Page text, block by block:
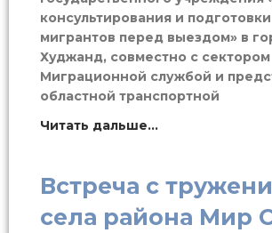
консультирования и
мигрантов перед выездом» в
Худжанд, совместно с сектором
Миграционной службой и
областной транспортной
Читать дальше...
Встреча с
села района Мир